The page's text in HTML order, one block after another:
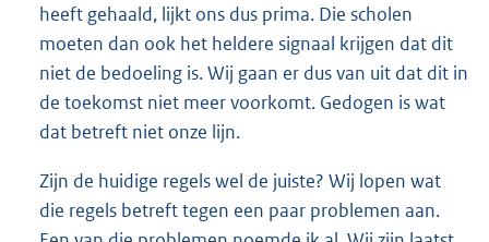
heeft gehaald, lijkt ons dus prima. Die scholen
moeten dan ook het heldere signaal krijgen dat dit
niet de bedoeling is. Wij gaan er dus van uit dat dit in
de toekomst niet meer voorkomt. Gedogen is wat
dat betreft niet onze lijn.
Zijn de huidige regels wel de juiste? Wij lopen wat
die regels betreft tegen een paar problemen aan.